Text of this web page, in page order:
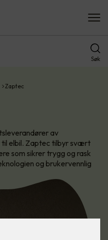
Søk
Zaptec
av
til elbil. Zaptec tilbyr svært
som sikrer trygg og rask
og brukervennlig